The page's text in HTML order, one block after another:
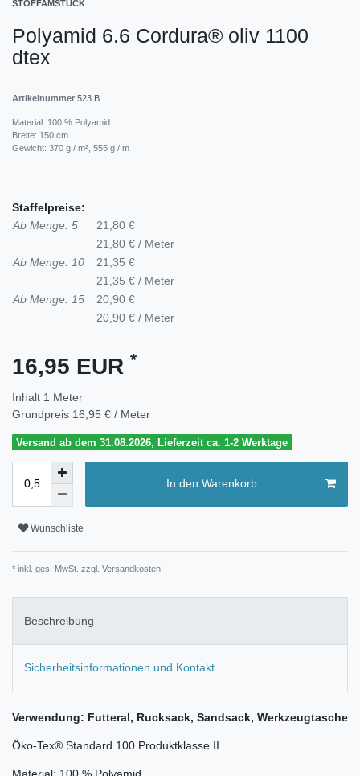
STOFFAMSTÜCK
Polyamid 6.6 Cordura® oliv 1100
dtex
Artikelnummer 523 B
Material: 100 % Polyamid
Breite: 150 cm
Gewicht: 370 g / m², 555 g / m
Staffelpreise:
Ab Menge: 5
21,80 €
21,80 € / Meter
Ab Menge: 10
21,35 €
21,35 € / Meter
Ab Menge: 15
20,90 €
20,90 € / Meter
16,95 EUR *
Inhalt 1 Meter
Grundpreis 16,95 € / Meter
Versand ab dem 31.08.2026, Lieferzeit ca. 1-2 Werktage
In den Warenkorb
Wunschliste
* inkl. ges. MwSt. zzgl. Versandkosten
Beschreibung
Sicherheitsinformationen und Kontakt
Verwendung: Futteral, Rucksack, Sandsack, Werkzeugtasche
Öko-Tex® Standard 100 Produktklasse II
Material: 100 % Polyamid